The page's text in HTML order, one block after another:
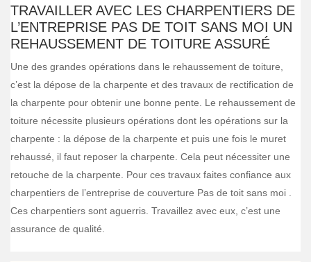
TRAVAILLER AVEC LES CHARPENTIERS DE
L’ENTREPRISE PAS DE TOIT SANS MOI UN
REHAUSSEMENT DE TOITURE ASSURÉ
Une des grandes opérations dans le rehaussement de toiture,
c’est la dépose de la charpente et des travaux de rectification de
la charpente pour obtenir une bonne pente. Le rehaussement de
toiture nécessite plusieurs opérations dont les opérations sur la
charpente : la dépose de la charpente et puis une fois le muret
rehaussé, il faut reposer la charpente. Cela peut nécessiter une
retouche de la charpente. Pour ces travaux faites confiance aux
charpentiers de l’entreprise de couverture Pas de toit sans moi .
Ces charpentiers sont aguerris. Travaillez avec eux, c’est une
assurance de qualité.